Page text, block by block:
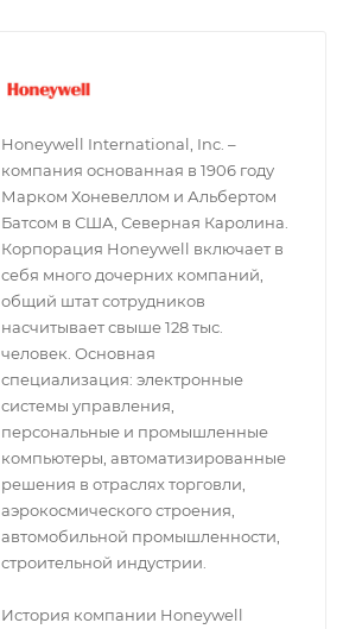
Honeywell International, Inc. –
компания основанная в 1906 году
Марком Хоневеллом и Альбертом
Батсом в США, Северная Каролина.
Корпорация Honeywell включает в
себя много дочерних компаний,
общий штат сотрудников
насчитывает свыше 128 тыс.
человек. Основная
специализация: электронные
системы управления,
персональные и промышленные
компьютеры, автоматизированные
решения в отраслях торговли,
аэрокосмического строения,
автомобильной промышленности,
строительной индустрии.
История компании Honeywell